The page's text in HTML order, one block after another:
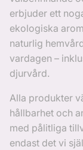
erbjuder ett
ekologiska
naturlig
vardagen –
djurvård.
Alla produkter
hållbarhet och
med pålitliga
endast det vi